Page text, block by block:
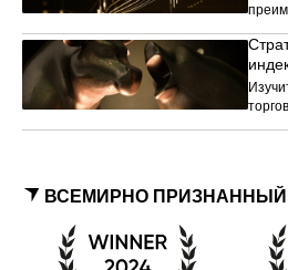
ВСЕМИРНО ПРИЗНАННЫЙ